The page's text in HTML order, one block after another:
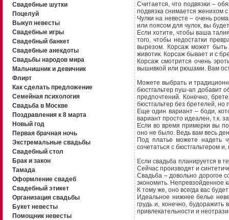
Свадебные шутки
Поцелуй
Выкуп невесты
Свадебные игры
Свадебный банкет
Свадебные анекдоты
Свадьбы народов мира
Мальчишник и девичник
Флирт
Как сделать предложение
Семейная психология
Свадьба в Москве
Поздравления к 8 марта
Новый год
Первая брачная ночь
Экстремальные свадьбы
Свадебный стол
Брак и закон
Тамада
Оформление свадеб
Свадебный этикет
Организация свадьбы
Букет невесты
Помощник невесты
Считается, что подвязки –
подвязка снимается женихом
Чулки на невесте – очень
или поясом для чулок, вы
Если хотите, чтобы ваша
того, чтобы недостатки
вырезом. Корсаж может быть
животик. Корсаж бывает и с
Корсаж смотрится очень
вышивкой или рюшами. Вам
Можете выбрать и
бюстгальтер пуш-ап добавит
предпочтений. Конечно,
бюстгальтер без бретелей, но
Еще один вариант – боди,
вариант просто идеален, т.к.
Если во время примерки вы
оно не было. Ведь вам весь
Под платье можете надеть
сочетаться с бюстгальтером
Если свадьба планируется в
Сейчас производят и
Свадьба – довольно дорогое
экономить. Непревзойденное
К тому же, оно всегда вас
Идеальное нижнее белье
грудь и, конечно,
привлекательности и